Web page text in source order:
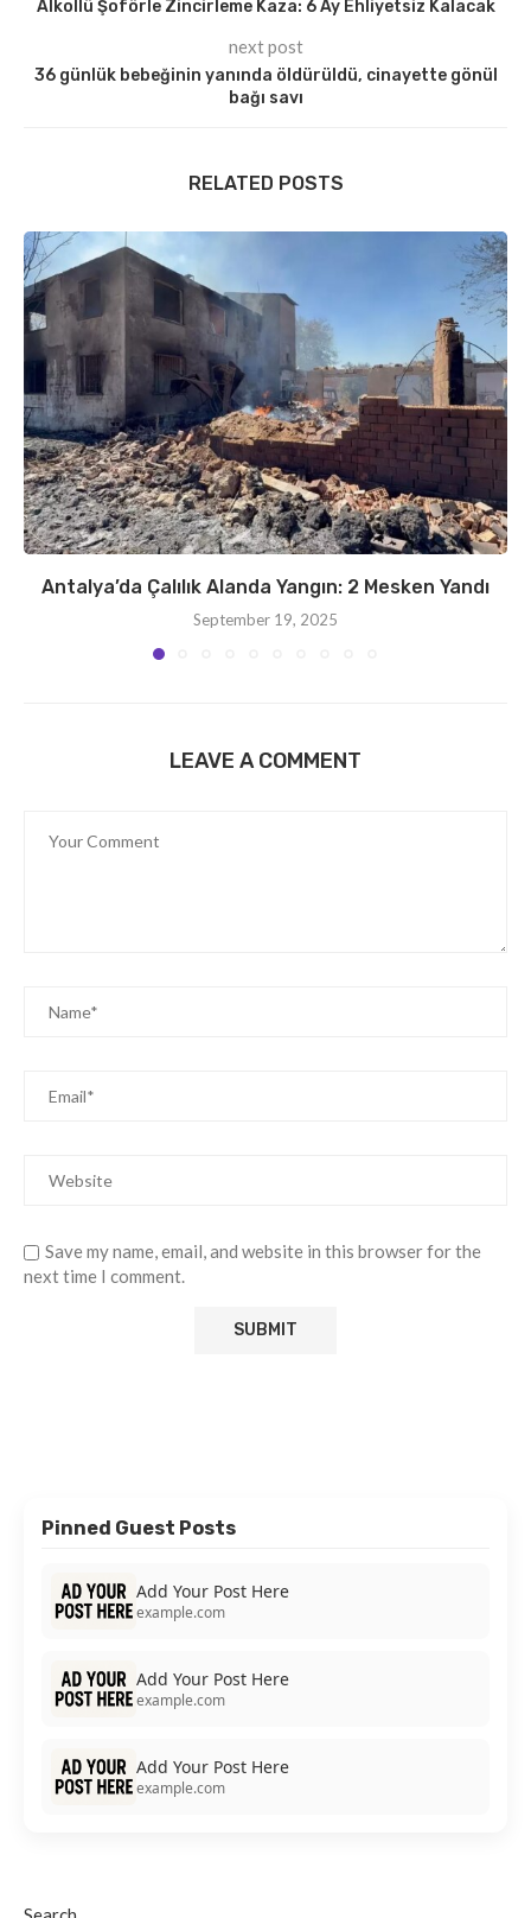
Alkollü Şoförle Zincirleme Kaza: 6 Ay Ehliyetsiz Kalacak
next post
36 günlük bebeğinin yanında öldürüldü, cinayette gönül
bağı savı
RELATED POSTS
Antalya’da Çalılık Alanda Yangın: 2 Mesken Yandı
September 19, 2025
LEAVE A COMMENT
Save my name, email, and website in this browser for the
next time I comment.
Pinned Guest Posts
Add Your Post Here
example.com
Add Your Post Here
example.com
Add Your Post Here
example.com